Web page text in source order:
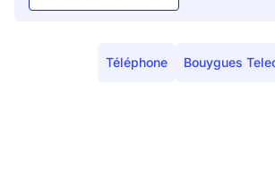
Téléphone Bouygues